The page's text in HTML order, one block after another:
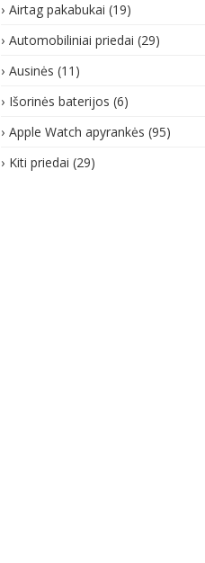
Airtag pakabukai (19)
Automobiliniai priedai (29)
Ausinės (11)
Išorinės baterijos (6)
Apple Watch apyrankės (95)
Kiti priedai (29)